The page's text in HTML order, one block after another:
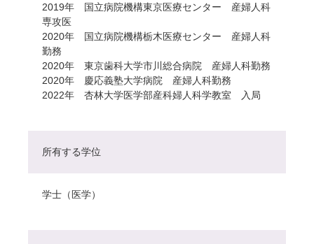
2019年 国立病院機構東京医療センター 産婦人科
専攻医
2020年 国立病院機構栃木医療センター 産婦人科
勤務
2020年 東京歯科大学市川総合病院 産婦人科勤務
2020年 慶応義塾大学病院 産婦人科勤務
2022年 杏林大学医学部産科婦人科学教室 入局
所有する学位
学士（医学）